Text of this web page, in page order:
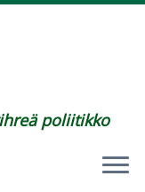
poliitikko